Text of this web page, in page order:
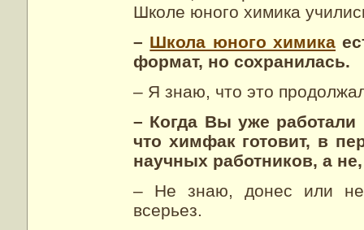
Школе юного химика
– Школа юного химика
формат, но сохранилась.
– Я знаю, что это
– Когда Вы уже
что химфак готовит, в
научных работников, а
– Не знаю, донес или
всерьез.